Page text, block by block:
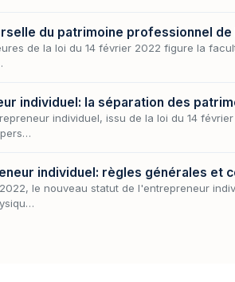
du patrimoine professionnel
de la loi du 14 février 2022 figure la
individuel: la séparation des
individuel, issu de la loi du 14
individuel: règles générales et
le nouveau statut de l'entrepreneur